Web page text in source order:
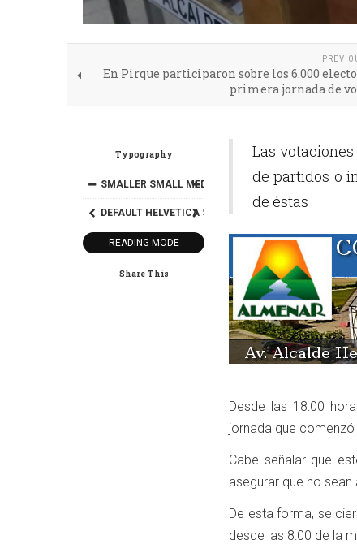
En Pirque participaron sobre los 6.000
primera jornada de
Typography
SMALLER SMALL MEDIUM BIGGER
DEFAULT HELVETICA SEGOE
READING MODE
Share This
Las
de partidos o
de éstas
Desde las 18:00
jornada que
Cabe señalar que
asegurar que no
De esta forma, se
desde las 8:00 de la